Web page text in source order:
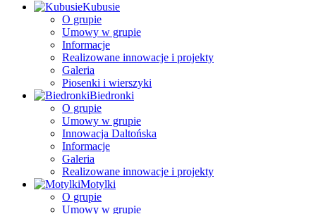
Kubusie
O grupie
Umowy w grupie
Informacje
Realizowane innowacje i projekty
Galeria
Piosenki i wierszyki
Biedronki
O grupie
Umowy w grupie
Innowacja Daltońska
Informacje
Galeria
Realizowane innowacje i projekty
Motylki
O grupie
Umowy w grupie